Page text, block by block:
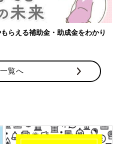
を購入。ほどよく厚みがあり、
えもラクとのこと。これからの
の様子。ほかにも3種類ゲット
らえる補助金・助成金をわかり
覧へ